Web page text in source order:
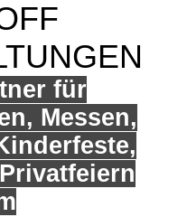
für
Messen,